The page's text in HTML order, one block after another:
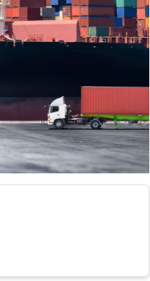
automazione E ESG